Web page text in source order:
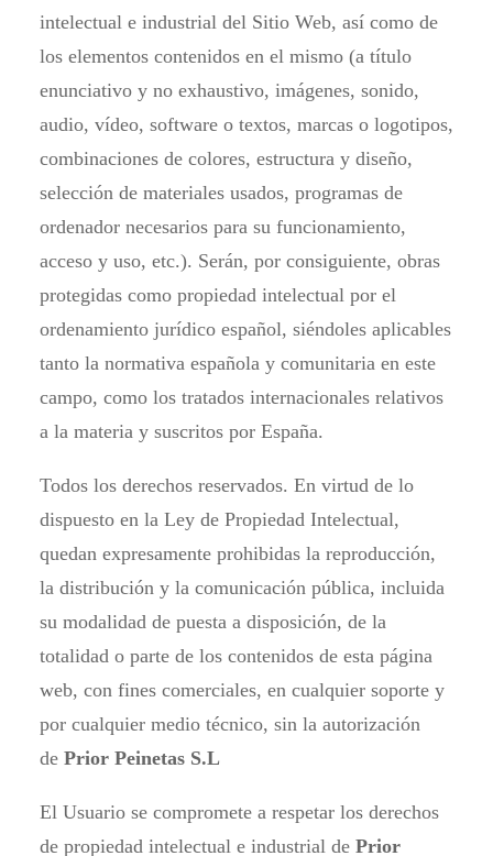
intelectual e industrial del Sitio Web, así como de
los elementos contenidos en el mismo (a título
enunciativo y no exhaustivo, imágenes, sonido,
audio, vídeo, software o textos, marcas o logotipos,
combinaciones de colores, estructura y diseño,
selección de materiales usados, programas de
ordenador necesarios para su funcionamiento,
acceso y uso, etc.). Serán, por consiguiente, obras
protegidas como propiedad intelectual por el
ordenamiento jurídico español, siéndoles aplicables
tanto la normativa española y comunitaria en este
campo, como los tratados internacionales relativos
a la materia y suscritos por España.
Todos los derechos reservados. En virtud de lo
dispuesto en la Ley de Propiedad Intelectual,
quedan expresamente prohibidas la reproducción,
la distribución y la comunicación pública, incluida
su modalidad de puesta a disposición, de la
totalidad o parte de los contenidos de esta página
web, con fines comerciales, en cualquier soporte y
por cualquier medio técnico, sin la autorización
de Prior Peinetas S.L
El Usuario se compromete a respetar los derechos
de propiedad intelectual e industrial de Prior